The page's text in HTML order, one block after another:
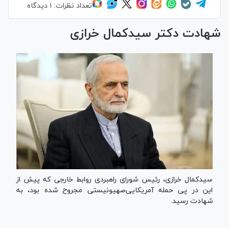
تعداد نظرات: ۱ دیدگاه
شهادت دکتر سیدکمال خرازی
سیدکمال خرازی، رئیس شورای راهبردی روابط خارجی که پیش‌ از
این در پی حمله آمریکایی‌صهیونیستی مجروح شده بود، به
شهادت رسید.